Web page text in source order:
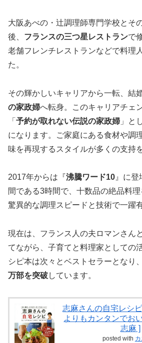
大阪あべの・辻調理師専門学校とそ
後、 フランスの三つ星レストランで
老舗フレンチレストランなどで料理
た。
その輝かしいキャリアから一転、結
の家政婦へ転身。このキャリアチェ
「 予約が取れない伝説の家政婦 」と
になります。ご家庭にある食材や調
味を再現するスタイルが多くの支持
2017年からは『 沸騰ワード10』に登
間である3時間で、十数品の絶品料
驚異的な調理スピードと技術で一躍
現在は、フランス人の夫ロマンさん
てながら、子育てと料理家としての
シピ本は次々とベストセラーとなり、
万部を突破しています。
志麻さんの自宅レシ
よりもカンタンでお
志麻 ]
posted with